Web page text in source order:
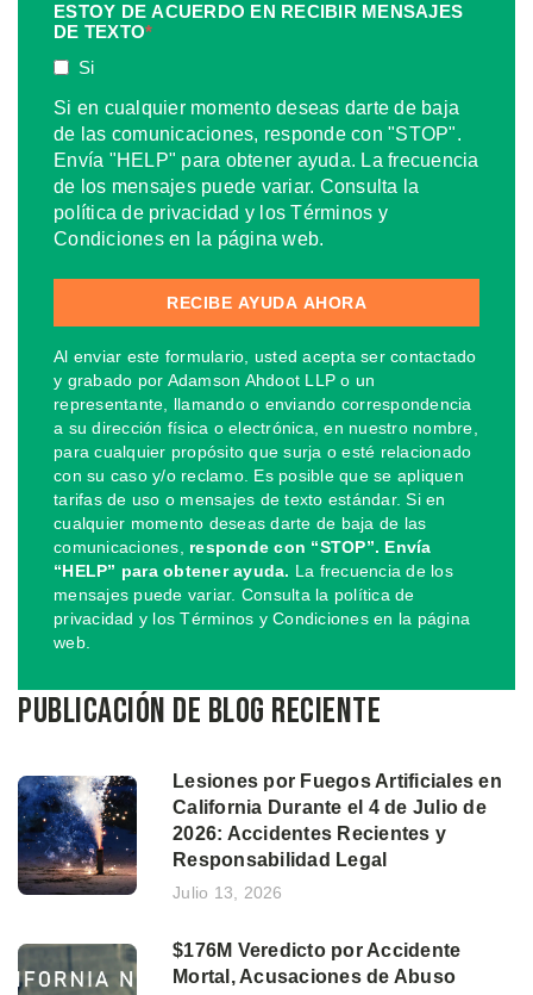
ESTOY DE ACUERDO EN RECIBIR MENSAJES
DE TEXTO*
Si
Si en cualquier momento deseas darte de baja
de las comunicaciones, responde con "STOP".
Envía "HELP" para obtener ayuda. La frecuencia
de los mensajes puede variar. Consulta la
política de privacidad y los Términos y
Condiciones en la página web.
Al enviar este formulario, usted acepta ser contactado
y grabado por Adamson Ahdoot LLP o un
representante, llamando o enviando correspondencia
a su dirección física o electrónica, en nuestro nombre,
para cualquier propósito que surja o esté relacionado
con su caso y/o reclamo. Es posible que se apliquen
tarifas de uso o mensajes de texto estándar. Si en
cualquier momento deseas darte de baja de las
comunicaciones, responde con “STOP”. Envía
“HELP” para obtener ayuda. La frecuencia de los
mensajes puede variar. Consulta la política de
privacidad y los Términos y Condiciones en la página
web.
Publicación de blog reciente
Lesiones por Fuegos Artificiales en
California Durante el 4 de Julio de
2026: Accidentes Recientes y
Responsabilidad Legal
Julio 13, 2026
$176M Veredicto por Accidente
Mortal, Acusaciones de Abuso